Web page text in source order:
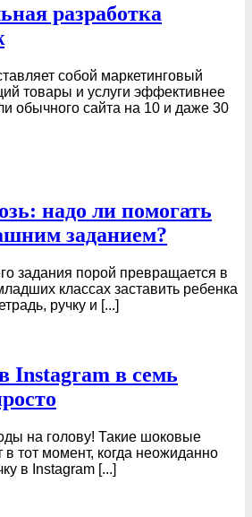
разработка
собой маркетинговый
товары и услуги эффективнее
обычного сайта на 10 и даже 30
надо ли помогать
заданием?
задания порой превращается в
классах заставить ребенка
ручку и [...]
Instagram в семь
на голову! Такие шоковые
тот момент, когда неожиданно
в Instagram [...]